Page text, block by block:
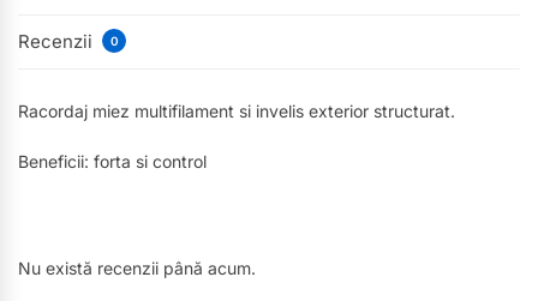
Recenzii 0
Racordaj miez multifilament si invelis exterior structurat.
Beneficii: forta si control
Nu există recenzii până acum.